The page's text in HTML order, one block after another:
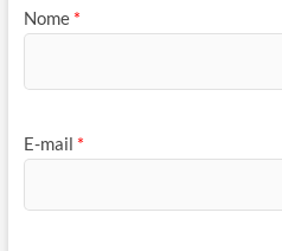
Nome *
E-mail *